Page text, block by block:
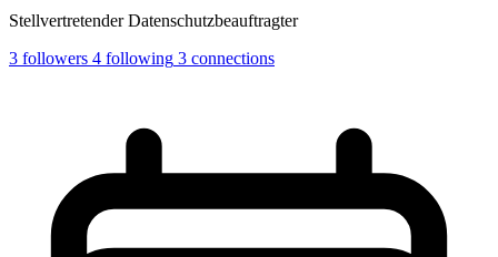
Stellvertretender Datenschutzbeauftragter
3 followers 4 following 3 connections